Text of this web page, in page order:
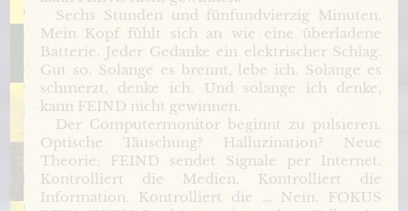
Sechs Stunden und fünfundvierzig Minuten.
Mein Kopf fühlt sich an wie eine überladene
Batterie. Jeder Gedanke ein elektrischer Schlag.
Gut so. Solange es brennt, lebe ich. Solange es
schmerzt, denke ich. Und solange ich denke,
kann FEIND nicht gewinnen.
Der Computermonitor beginnt zu pulsieren.
Optische Täuschung? Halluzination? Neue
Theorie: FEIND sendet Signale per Internet.
Kontrolliert die Medien. Kontrolliert die
Information. Kontrolliert die … Nein. FOKUS